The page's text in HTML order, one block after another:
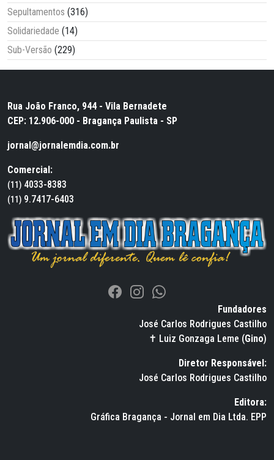
Sepultamentos (316)
Solidariedade (14)
Sub-Versão (229)
Rua João Franco, 944 - Vila Bernadete
CEP: 12.906-000 - Bragança Paulista - SP
jornal@jornalemdia.com.br
Comercial:
(11) 4033-8383
(11) 9.7417-6403
Fundadores
José Carlos Rodrigues Castilho
✝ Luiz Gonzaga Leme (Gino)
Diretor Responsável:
José Carlos Rodrigues Castilho
Editora:
Gráfica Bragança - Jornal em Dia Ltda. EPP